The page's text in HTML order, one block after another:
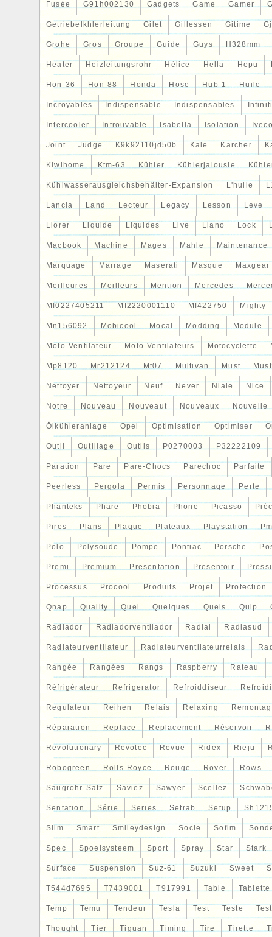
Fusée G91h002130 Gadgets Game Gamer
Getriebelkhlerleitung Gilet Gillessen Gitime
Grohe Gros Groupe Guide Guys H328mm
Heater Heizleitungsrohr Hélice Hella Hepu
Hon-36 Hon-88 Honda Hose Hub-1 Huile
Incroyables Indispensable Indispensables
Intercooler Introuvable Isabella Isolation
Joint Judge K9k92110jd50b Kale Karcher
Kiwihome Ktm-63 Kühler Kühlerjalousie
Kühlwasserausgleichsbehälter-Expansion L'huile
Lancia Land Lecteur Legacy Lesson Leve
Liorer Liquide Liquides Live Llano Lock
Macbook Machine Mages Mahle Maintenance
Marquage Marrage Maserati Masque Maxgear
Meilleures Meilleurs Mention Mercedes
Mf0227405211 Mf2220001110 Mf422750 Mighty
Mn156092 Mobicool Mocal Modding Module
Moto-Ventilateur Moto-Ventilateurs Motocyclette
Mp8120 Mr212124 Mt07 Multivan Must
Nettoyer Nettoyeur Neuf Never Niale Nice
Notre Nouveau Nouveaut Nouveaux Nouvelle
Ölkühleranlage Opel Optimisation Optimiser
Outil Outillage Outils P0270003 P32222109
Paration Pare Pare-Chocs Parechoc Parfaite
Peerless Pergola Permis Personnage Perte
Phanteks Phare Phobia Phone Picasso
Pires Plans Plaque Plateaux Playstation
Polo Polysoude Pompe Pontiac Porsche
Premi Premium Presentation Presentoir
Processus Procool Produits Projet Protection
Qnap Quality Quel Quelques Quels Quip
Radiador Radiadorventilador Radial Radiasud
Radiateurventilateur Radiateurventilateurrelais
Rangée Rangées Rangs Raspberry Rateau
Réfrigérateur Refrigerator Refroiddiseur Refroidi
Regulateur Reihen Relais Relaxing
Réparation Replace Replacement Réservoir
Revolutionary Revotec Revue Ridex Rieju
Robogreen Rolls-Royce Rouge Rover Rows
Saugrohr-Satz Saviez Sawyer Scellez
Sentation Série Series Setrab Setup
Slim Smart Smileydesign Socle Sofim
Spec Spoelsysteem Sport Spray Star Stark
Surface Suspension Suz-61 Suzuki Sweet
T544d7695 T7439001 T917991 Table Tablette
Temp Temu Tendeur Tesla Test Teste
Thought Tier Tiguan Timing Tire Tirette